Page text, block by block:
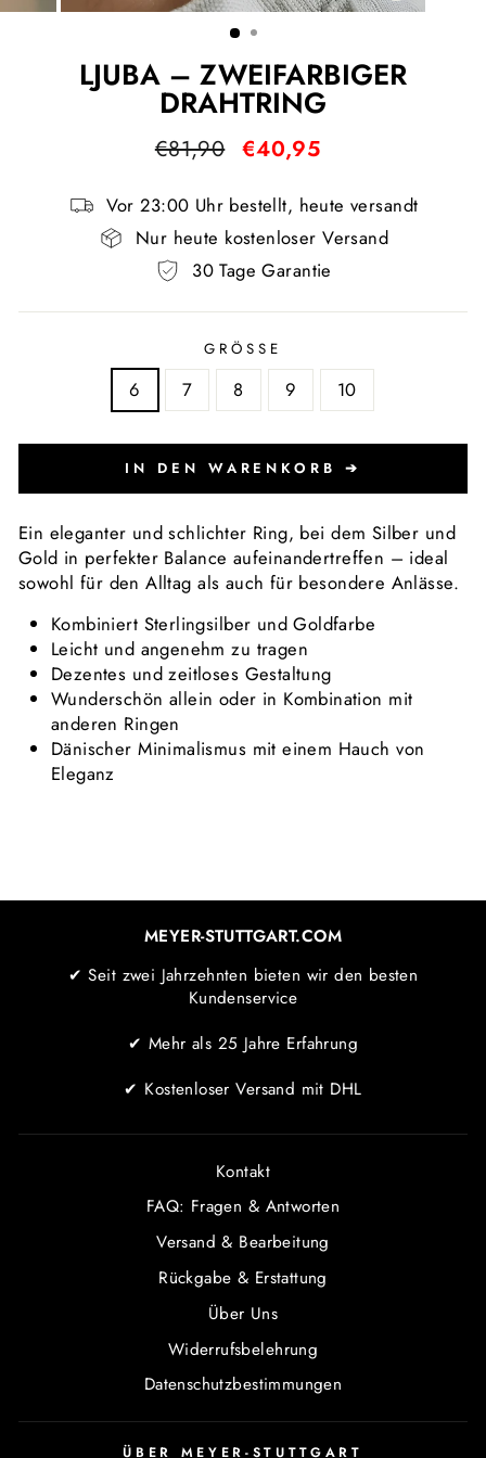
ESC)
LJUBA – ZWEIFARBIGER
DRAHTRING
Normaler
€81,90 Sonderpreis
€40,95
Vor 23:00 Uhr bestellt, heute versandt
Nur heute kostenloser Versand
30 Tage Garantie
GRÖSSE
6 7 8 9 10
IN DEN WARENKORB ➔
Ein eleganter und schlichter Ring, bei dem Silber und
Gold in perfekter Balance aufeinandertreffen – ideal
sowohl für den Alltag als auch für besondere Anlässe.
Kombiniert Sterlingsilber und Goldfarbe
Leicht und angenehm zu tragen
Dezentes und zeitloses Gestaltung
Wunderschön allein oder in Kombination mit
anderen Ringen
Dänischer Minimalismus mit einem Hauch von
Eleganz
MEYER-STUTTGART.COM
✔ Seit zwei Jahrzehnten bieten wir den besten
Kundenservice
✔ Mehr als 25 Jahre Erfahrung
✔ Kostenloser Versand mit DHL
Kontakt
FAQ: Fragen & Antworten
Versand & Bearbeitung
Rückgabe & Erstattung
Über Uns
Widerrufsbelehrung
Datenschutzbestimmungen
ÜBER MEYER-STUTTGART